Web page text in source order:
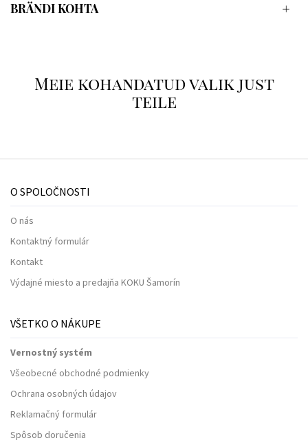
BRÄNDI KOHTA
Meie kohandatud valik just
teile
O SPOLOČNOSTI
O nás
Kontaktný formulár
Kontakt
Výdajné miesto a predajňa KOKU Šamorín
VŠETKO O NÁKUPE
Vernostný systém
Všeobecné obchodné podmienky
Ochrana osobných údajov
Reklamačný formulár
Spôsob doručenia